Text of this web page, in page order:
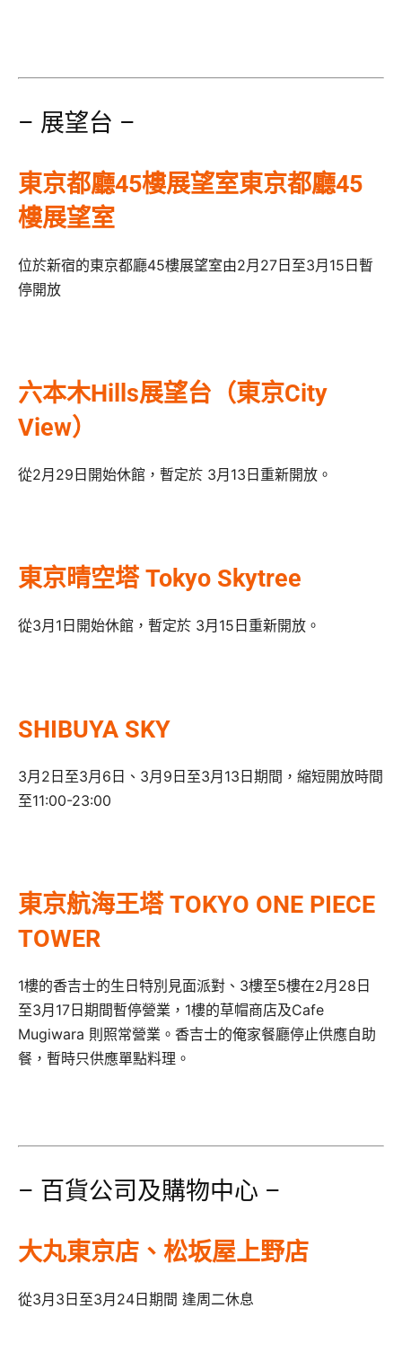
– 展望台 –
東京都廳45樓展望室東京都廳45
樓展望室
位於新宿的東京都廳45樓展望室由2月27日至3月15日暫
停開放
六本木Hills展望台（東京City
View）
從2月29日開始休館，暫定於 3月13日重新開放。
東京晴空塔 Tokyo Skytree
從3月1日開始休館，暫定於 3月15日重新開放。
SHIBUYA SKY
3月2日至3月6日、3月9日至3月13日期間，縮短開放時間
至11:00-23:00
東京航海王塔 TOKYO ONE PIECE
TOWER
1樓的香吉士的生日特別見面派對、3樓至5樓在2月28日
至3月17日期間暫停營業，1樓的草帽商店及Cafe
Mugiwara 則照常營業。香吉士的俺家餐廳停止供應自助
餐，暫時只供應單點料理。
– 百貨公司及購物中心 –
大丸東京店、松坂屋上野店
從3月3日至3月24日期間 逢周二休息